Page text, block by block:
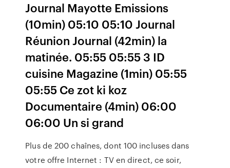
Journal Mayotte Emissions
(10min) 05:10 05:10 Journal
Réunion Journal (42min) la
matinée. 05:55 05:55 3 ID
cuisine Magazine (1min) 05:55
05:55 Ce zot ki koz
Documentaire (4min) 06:00
06:00 Un si grand
Plus de 200 chaînes, dont 100 incluses dans
votre offre Internet : TV en direct, ce soir,